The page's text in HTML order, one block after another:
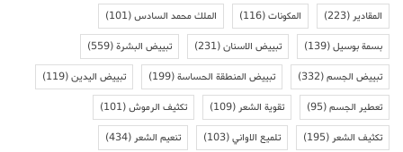
المقادير(223) المكونات(116) الملك محمد السادس(101)
بسمة بوسيل(139) تبييض الاسنان(231) تبييض البشرة(559)
تبييض الجسم(332) تبييض المنطقة الحساسة(199) تبييض اليدين(119)
تعطير الجسم(95) تقوية الشعر(109) تكثيف الرموش(101)
تكثيف الشعر(195) تلميع الاواني(103) تنعيم الشعر(434)